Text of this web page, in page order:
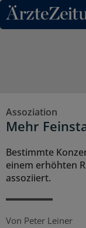
Direkt zum
Assoziation
Mehr
Bestimmte
einem erhöhten
assoziiert.
Von Peter Leiner